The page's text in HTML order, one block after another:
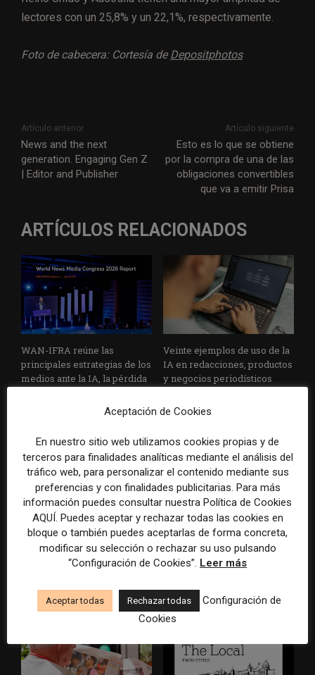
lectores con un 25,8% y un 22,1%, respectivamente.
Foto de cabecera: Cortesía de Depositphotos
Artículo anterior
News and the next
generation. Engaging Gen Z
| Editor and Publisher
Artículo siguiente
Esto es lo que se obtiene
por la compra de una de las
obligaciones convertibles
que va a emitir Prisa
ARTÍCULOS RELACIONADOS
WAN-IFRA reúne las
principales estrategias de los
medios ante la IA, la pérdida
Veinte ejemplos de uso de la
IA en redacciones, productos
y negocios periodísticos
De herramienta interna a
recurso para la
sustentabilidad: el camino del
La bolsa ha borrado hasta el
98% del valor de algunos
grandes grupos de prensa
Aceptación de Cookies
En nuestro sitio web utilizamos cookies propias y de
terceros para finalidades analíticas mediante el análisis del
tráfico web, para personalizar el contenido mediante sus
preferencias y con finalidades publicitarias. Para más
información puedes consultar nuestra Política de Cookies
AQUÍ. Puedes aceptar y rechazar todas las cookies en
bloque o también puedes aceptarlas de forma concreta,
modificar su selección o rechazar su uso pulsando
“Configuración de Cookies”. Leer más
Aceptar todas Rechazar todas
Configuración de
Cookies